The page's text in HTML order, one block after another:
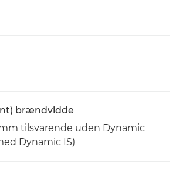
brændvidde
tilsvarende uden Dynamic
Dynamic IS)